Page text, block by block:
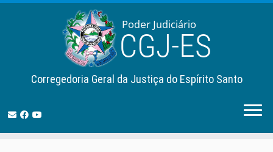
Corregedoria Geral da Justiça do Espírito Santo